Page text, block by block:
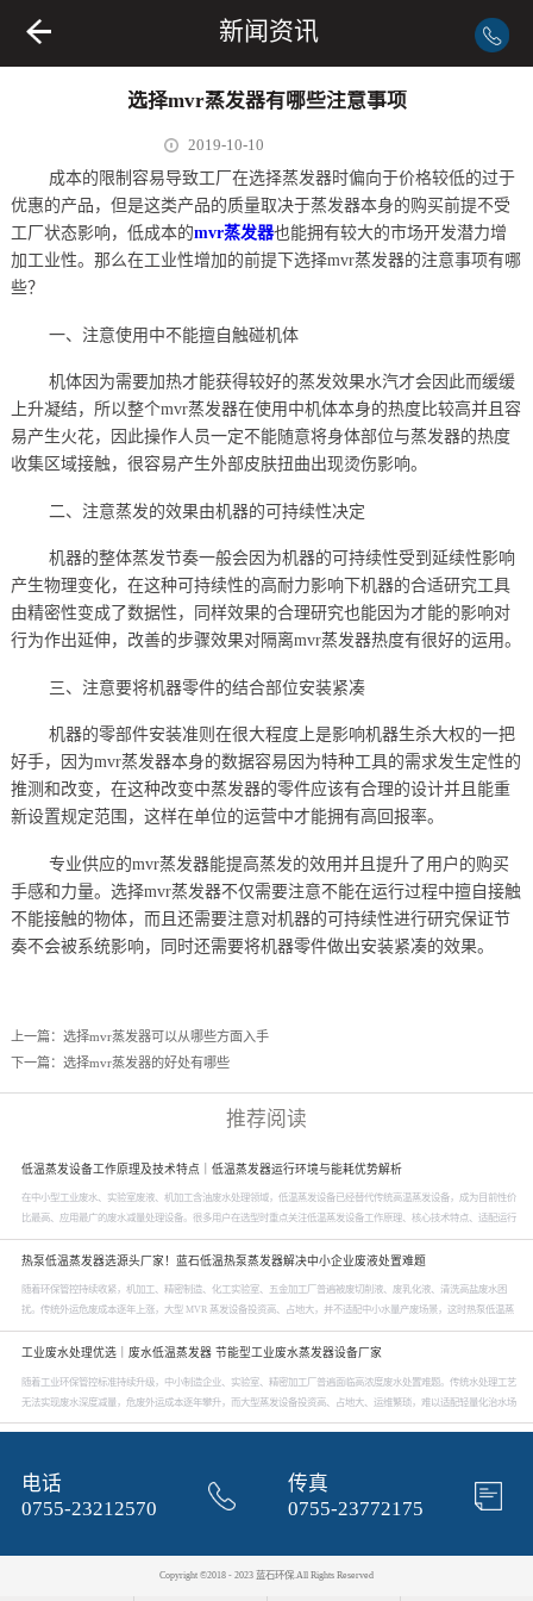
新闻资讯
选择mvr蒸发器有哪些注意事项
2019-10-10
成本的限制容易导致工厂在选择蒸发器时偏向于价格较低的过于
优惠的产品，但是这类产品的质量取决于蒸发器本身的购买前提不受
工厂状态影响，低成本的mvr蒸发器也能拥有较大的市场开发潜力增
加工业性。那么在工业性增加的前提下选择mvr蒸发器的注意事项有哪
些？
一、注意使用中不能擅自触碰机体
机体因为需要加热才能获得较好的蒸发效果水汽才会因此而缓缓
上升凝结，所以整个mvr蒸发器在使用中机体本身的热度比较高并且容
易产生火花，因此操作人员一定不能随意将身体部位与蒸发器的热度
收集区域接触，很容易产生外部皮肤扭曲出现烫伤影响。
二、注意蒸发的效果由机器的可持续性决定
机器的整体蒸发节奏一般会因为机器的可持续性受到延续性影响
产生物理变化，在这种可持续性的高耐力影响下机器的合适研究工具
由精密性变成了数据性，同样效果的合理研究也能因为才能的影响对
行为作出延伸，改善的步骤效果对隔离mvr蒸发器热度有很好的运用。
三、注意要将机器零件的结合部位安装紧凑
机器的零部件安装准则在很大程度上是影响机器生杀大权的一把
好手，因为mvr蒸发器本身的数据容易因为特种工具的需求发生定性的
推测和改变，在这种改变中蒸发器的零件应该有合理的设计并且能重
新设置规定范围，这样在单位的运营中才能拥有高回报率。
专业供应的mvr蒸发器能提高蒸发的效用并且提升了用户的购买
手感和力量。选择mvr蒸发器不仅需要注意不能在运行过程中擅自接触
不能接触的物体，而且还需要注意对机器的可持续性进行研究保证节
奏不会被系统影响，同时还需要将机器零件做出安装紧凑的效果。
上一篇： 选择mvr蒸发器可以从哪些方面入手
下一篇： 选择mvr蒸发器的好处有哪些
推荐阅读
低温蒸发设备工作原理及技术特点｜低温蒸发器运行环境与能耗优势解析
在中小型工业废水、实验室废液、机加工含油废水处理领域，低温蒸发设备已经替代传统高温蒸发设备，成为目前性价
比最高、应用最广的废水减量处理设备。很多用户在选型时重点关注低温蒸发设备工作原理、核心技术特点、适配运行
环境及实际运行能耗。深圳市蓝石环保科技有限公司作为专业废水低温蒸发器厂家，为大家全面解析低温蒸发器的核心
技术优势与实际运行参数，帮助企业精准选型、节能降本、合规治水。首先从低温蒸发设备工作原理...
热泵低温蒸发器选源头厂家！蓝石低温热泵蒸发器解决中小企业废液处置难题
随着环保管控持续收紧，机加工、精密制造、化工实验室、五金加工厂普遍被废切削液、废乳化液、清洗高盐废水困
扰。传统外运危废成本逐年上涨，大型 MVR 蒸发设备投资高、占地大，并不适配中小水量产废场景，这时热泵低温蒸
发器、低温热泵蒸发器就成为轻量化废水处理的最优解，而靠谱的热泵低温蒸发器厂家直接决定长期使用成本与稳定
度。深圳市蓝石环保深耕蒸发水处理设备十余年，作为专业低温蒸发器厂家，主打自研热泵低温蒸发...
工业废水处理优选｜废水低温蒸发器 节能型工业废水蒸发器设备厂家
随着工业环保管控标准持续升级，中小制造企业、实验室、精密加工厂普遍面临高浓度废水处置难题。传统水处理工艺
无法实现废水深度减量，危废外运成本逐年攀升，而大型蒸发设备投资高、占地大、运维繁琐，难以适配轻量化治水场
景。此时，高性能蒸发器设备成为企业废水合规治理、降本增效的核心选择，其中废水低温蒸发器、节能工业废水蒸发
电话
0755-23212570
传真
0755-23772175
Copyright ©2018 - 2023 蓝石环保.All Rights Reserved